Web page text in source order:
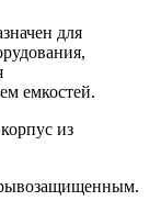
для
емкостей.
из